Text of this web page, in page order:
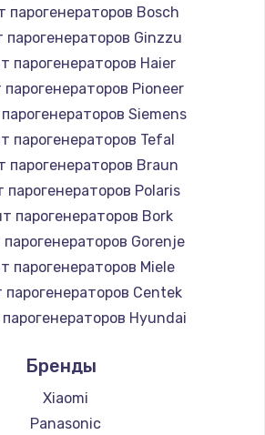
900 руб.
Заказать
микросхемы Wi-Fi
1100 руб.
Заказать
Настройка Wi-Fi
745 руб.
Заказать
вебкамеры
Заказать
драйверов
парогенераторов Bosch
парогенераторов Ginzzu
парогенераторов Haier
Pioneer
Siemens
парогенераторов Tefal
парогенераторов Braun
парогенераторов Polaris
парогенераторов Bork
Gorenje
парогенераторов Miele
парогенераторов Centek
Hyundai
парогенераторов DELTA
парогенераторов Silter
парогенераторов Chayka
Бренды
Xiaomi
Panasonic